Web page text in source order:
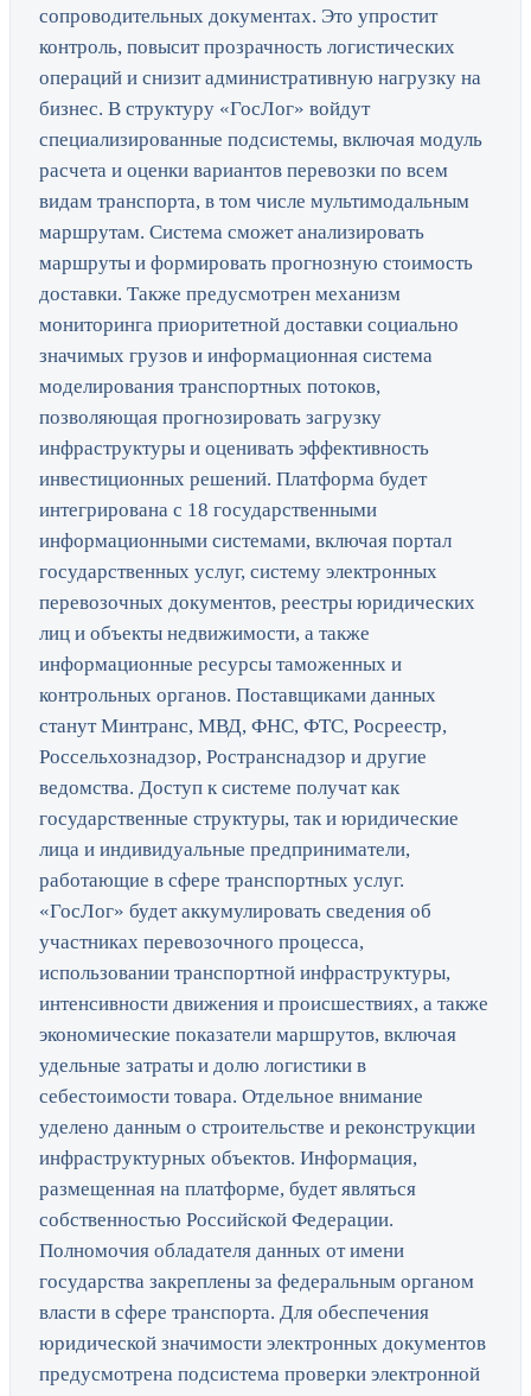
сопроводительных документах. Это упростит
контроль, повысит прозрачность логистических
операций и снизит административную нагрузку на
бизнес. В структуру «ГосЛог» войдут
специализированные подсистемы, включая модуль
расчета и оценки вариантов перевозки по всем
видам транспорта, в том числе мультимодальным
маршрутам. Система сможет анализировать
маршруты и формировать прогнозную стоимость
доставки. Также предусмотрен механизм
мониторинга приоритетной доставки социально
значимых грузов и информационная система
моделирования транспортных потоков,
позволяющая прогнозировать загрузку
инфраструктуры и оценивать эффективность
инвестиционных решений. Платформа будет
интегрирована с 18 государственными
информационными системами, включая портал
государственных услуг, систему электронных
перевозочных документов, реестры юридических
лиц и объекты недвижимости, а также
информационные ресурсы таможенных и
контрольных органов. Поставщиками данных
станут Минтранс, МВД, ФНС, ФТС, Росреестр,
Россельхознадзор, Ространснадзор и другие
ведомства. Доступ к системе получат как
государственные структуры, так и юридические
лица и индивидуальные предприниматели,
работающие в сфере транспортных услуг.
«ГосЛог» будет аккумулировать сведения об
участниках перевозочного процесса,
использовании транспортной инфраструктуры,
интенсивности движения и происшествиях, а также
экономические показатели маршрутов, включая
удельные затраты и долю логистики в
себестоимости товара. Отдельное внимание
уделено данным о строительстве и реконструкции
инфраструктурных объектов. Информация,
размещенная на платформе, будет являться
собственностью Российской Федерации.
Полномочия обладателя данных от имени
государства закреплены за федеральным органом
власти в сфере транспорта. Для обеспечения
юридической значимости электронных документов
предусмотрена подсистема проверки электронной